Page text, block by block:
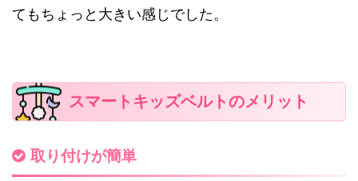
てもちょっと大きい感じでした。
スマートキッズベルトのメリット
取り付けが簡単